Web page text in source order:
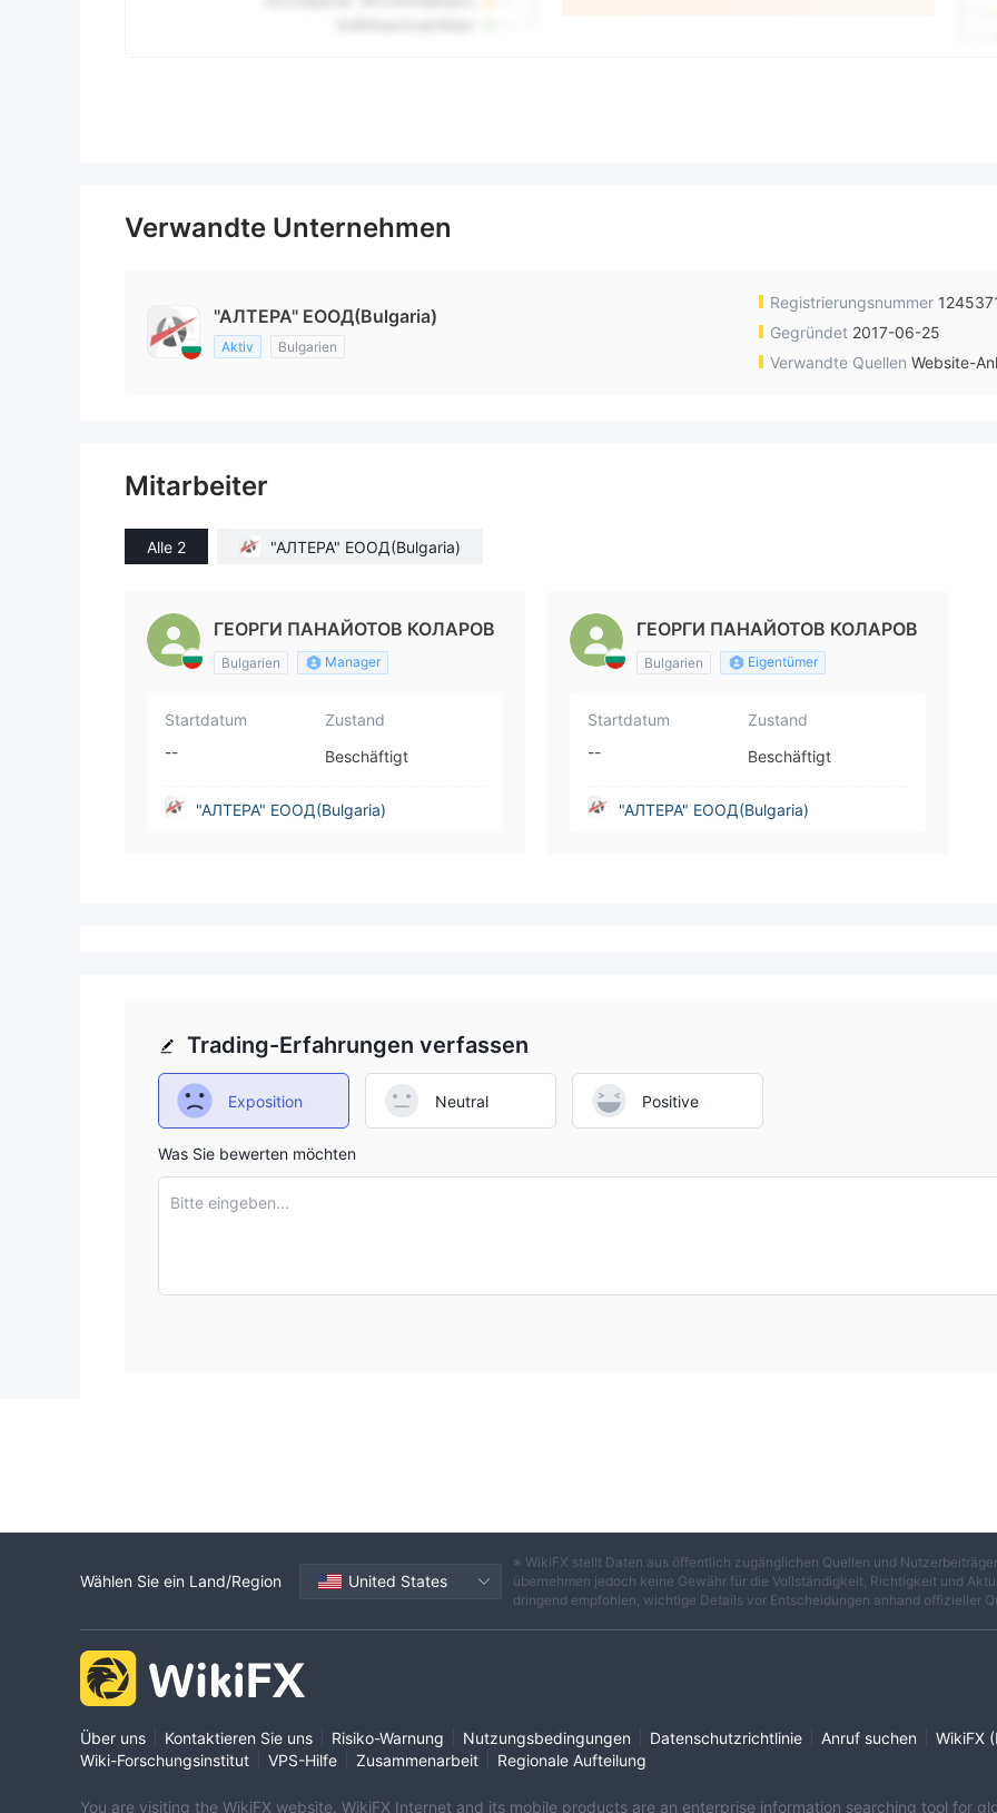
Verwandte Unternehmen
"АЛТЕРА" ЕООД(Bulgaria)
Aktiv Bulgarien
Registrierungsnummer
Gegründet 2017-06-25
Verwandte Quellen Website-
Mitarbeiter
Alle 2 "АЛТЕРА" ЕООД(Bulgaria)
ГЕОРГИ ПАНАЙОТОВ КОЛАРОВ
Bulgarien Manager
Startdatum
--
Zustand
Beschäftigt
"АЛТЕРА" ЕООД(Bulgaria)
ГЕОРГИ ПАНАЙОТОВ КОЛАРОВ
Bulgarien Eigentümer
Startdatum
--
Zustand
Beschäftigt
"АЛТЕРА" ЕООД(Bulgaria)
Trading-Erfahrungen verfassen
Exposition Neutral Positive
Was Sie bewerten möchten
Bitte eingeben...
Wählen Sie ein Land/Region United States
※ WikiFX stellt Daten aus öffentlich zugänglichen Quellen und
übernehmen jedoch keine Gewähr für die Vollständigkeit, Richtigkeit und
dringend empfohlen, wichtige Details vor Entscheidungen anhand offizieller
Über uns Kontaktieren Sie uns Risiko-Warnung Nutzungsbedingungen Datenschutzrichtlinie Anruf suchen WikiFX
Wiki-Forschungsinstitut
VPS-Hilfe Zusammenarbeit Regionale Aufteilung
You are visiting the WikiFX website. WikiFX Internet and its mobile products are an enterprise information searching tool for